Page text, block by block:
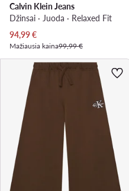
Calvin Klein Jeans
Džinsai · Juoda · Relaxed Fit
Dabartinė kaina
94,99€
Mažiausia kaina99,99 €